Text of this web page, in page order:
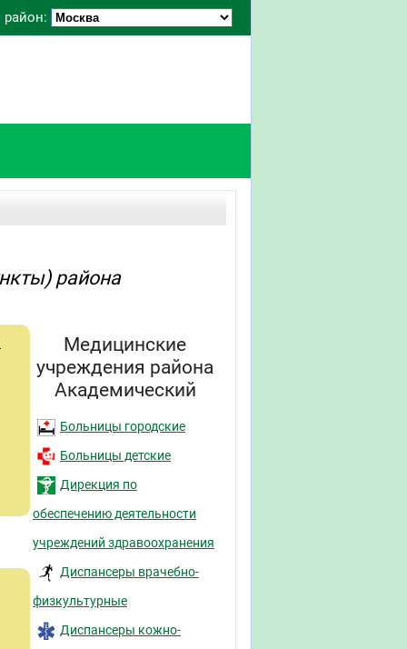
района
Медицинские
учреждения района
Академический
Больницы городские
Больницы детские
Дирекция по
обеспечению деятельности
учреждений здравоохранения
Диспансеры врачебно-
физкультурные
Диспансеры кожно-